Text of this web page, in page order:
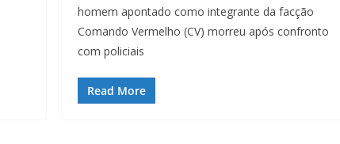
homem apontado como integrante da facção
Comando Vermelho (CV) morreu após confronto
com policiais
Read More